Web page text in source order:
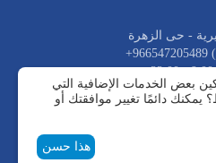
+966547205489
بعض الخدمات الإضافية التي
يمكنك دائمًا تغيير موافقتك أو
هذا حسن